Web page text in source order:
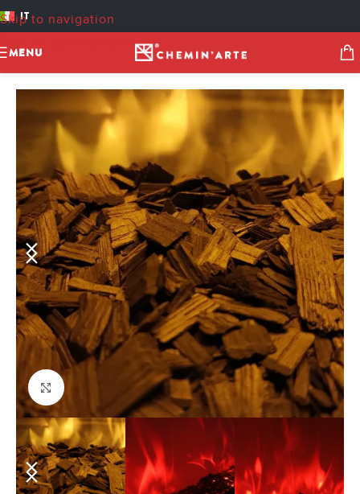
Skip to navigation
IT
MENU
Click to enlarge